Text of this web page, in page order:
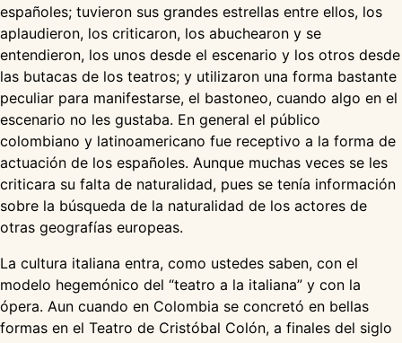
españoles; tuvieron sus grandes estrellas entre ellos, los
aplaudieron, los criticaron, los abuchearon y se
entendieron, los unos desde el escenario y los otros desde
las butacas de los teatros; y utilizaron una forma bastante
peculiar para manifestarse, el bastoneo, cuando algo en el
escenario no les gustaba. En general el público
colombiano y latinoamericano fue receptivo a la forma de
actuación de los españoles. Aunque muchas veces se les
criticara su falta de naturalidad, pues se tenía información
sobre la búsqueda de la naturalidad de los actores de
otras geografías europeas.
La cultura italiana entra, como ustedes saben, con el
modelo hegemónico del “teatro a la italiana” y con la
ópera. Aun cuando en Colombia se concretó en bellas
formas en el Teatro de Cristóbal Colón, a finales del siglo